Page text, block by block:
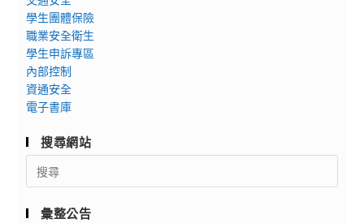
學生團體保險
職業安全衛生
學生申訴專區
內部控制
資通安全
電子書庫
搜尋網站
Search
for:
彙整公告